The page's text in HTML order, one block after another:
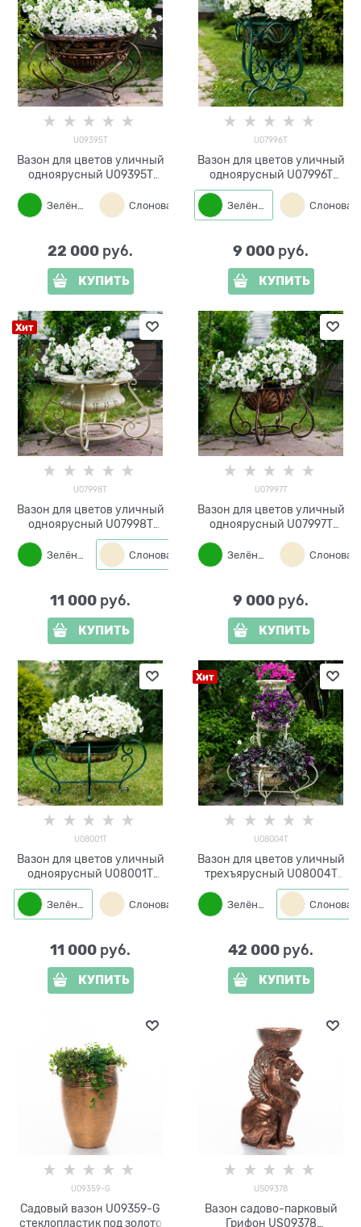
U09395T
Вазон для цветов уличный
одноярусный U09395T
Слоновая кость
22 000 руб.
КУПИТЬ
U07996T
Вазон для цветов уличный
одноярусный U07996T
металл и стеклопластик
9 000 руб.
КУПИТЬ
Хит
U07998T
Вазон для цветов уличный
одноярусный U07998T
металл и стеклопластик
Слоновая кость
11 000 руб.
КУПИТЬ
U07997T
Вазон для цветов уличный
одноярусный U07997T
9 000 руб.
КУПИТЬ
U08001T
Вазон для цветов уличный
одноярусный U08001T
металл и стеклопластик
Слоновая кость
11 000 руб.
КУПИТЬ
Хит
U08004T
Вазон для цветов уличный
трехъярусный U08004T
металл и стеклопластик
42 000 руб.
КУПИТЬ
U09359-G
Садовый вазон U09359-G
стеклопластик под золото
US09378
Вазон садово-парковый
Грифон US09378